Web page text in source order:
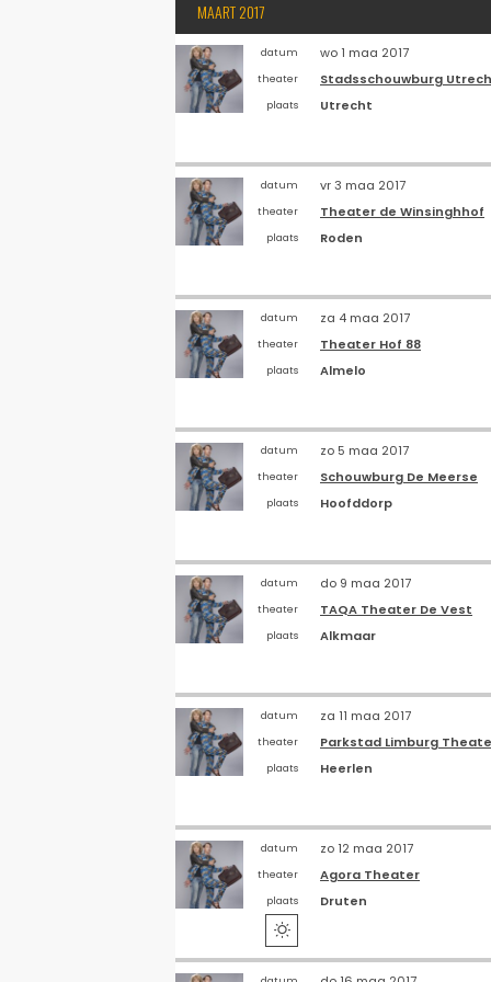
MAART 2017
datum wo 1 maa 2017
theater Stadsschouwburg
plaats Utrecht
datum vr 3 maa 2017
theater Theater de Winsinghhof
plaats Roden
datum za 4 maa 2017
theater Theater Hof 88
plaats Almelo
datum zo 5 maa 2017
theater Schouwburg De Meerse
plaats Hoofddorp
datum do 9 maa 2017
theater TAQA Theater De Vest
plaats Alkmaar
datum za 11 maa 2017
theater Parkstad Limburg
plaats Heerlen
datum zo 12 maa 2017
theater Agora Theater
plaats Druten
